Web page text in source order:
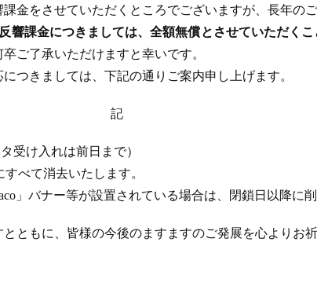
金をさせていただくところでございますが、長年の
響課金につきましては、全額無償とさせていただくこ
ご了承いただけますと幸いです。
つきましては、下記の通りご案内申し上げます。
記
受け入れは前日まで）
べて消去いたします。
」バナー等が設置されている場合は、閉鎖日以降に
ともに、皆様の今後のますますのご発展を心よりお祈